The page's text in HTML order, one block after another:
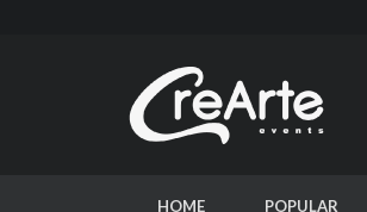
HOME POPULAR